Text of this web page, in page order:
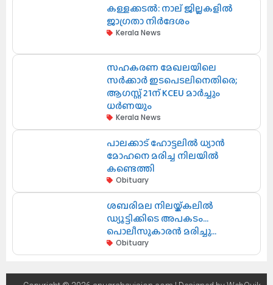
കള്ളക്കടൽ: നാല് ജില്ലകളിൽ
ജാഗ്രതാ നിർദേശം
Kerala News
സഹകരണ മേഖലയിലെ
സർക്കാർ ഇടപെടലിനെതിരെ;
ആഗസ്റ്റ് 21ന് KCEU മാർച്ചും
ധർണയും
Kerala News
പാലക്കാട് ഹോട്ടലിൽ ധ്യാൻ
മോഹനെ മരിച്ച നിലയിൽ
കണ്ടെത്തി
Obituary
ശബരിമല നിലയ്ക്കലിൽ
ഡ്യൂട്ടിക്കിടെ അപകടം…
പൊലീസുകാരൻ മരിച്ചു…
Obituary